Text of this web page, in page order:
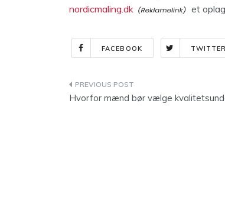
nordicmaling.dk
et
FACEBOOK TWITTER
Indlægsnavigation
Hvorfor mænd bør vælge